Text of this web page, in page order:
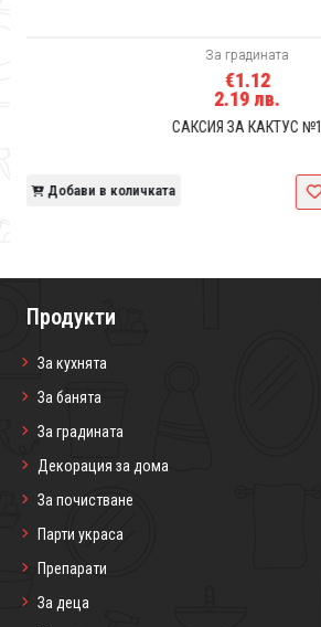
За градината
€1.12
2.19 лв.
САКСИЯ ЗА КАКТУС №1
Добави в количката
Продукти
За кухнята
За банята
За градината
Декорация за дома
За почистване
Парти украса
Препарати
За деца